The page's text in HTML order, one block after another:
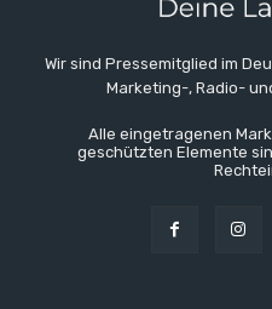
Wir sind Pressemitglied im
Marketing-, Radio-
Alle eingetragenen
geschützten Elemente